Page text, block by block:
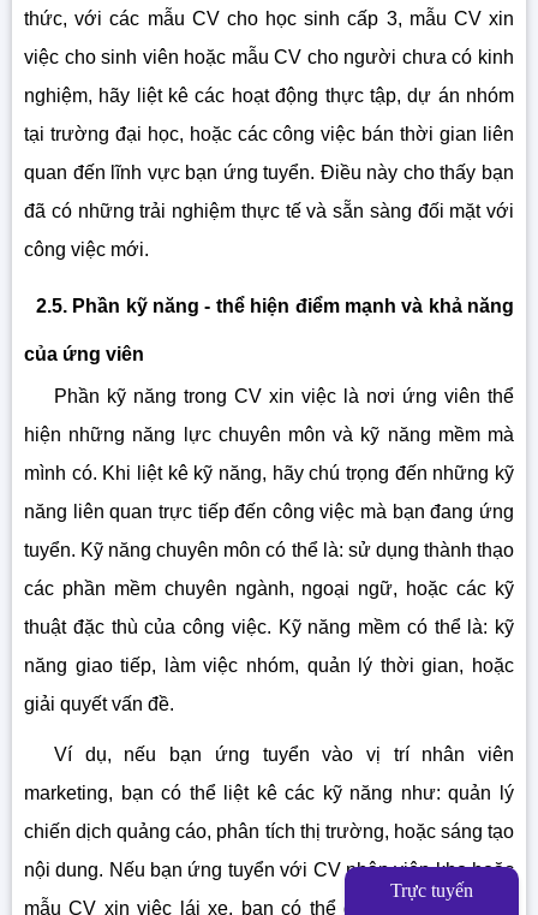
thức, với các mẫu CV cho học sinh cấp 3, mẫu CV xin
việc cho sinh viên hoặc mẫu CV cho người chưa có kinh
nghiệm, hãy liệt kê các hoạt động thực tập, dự án nhóm
tại trường đại học, hoặc các công việc bán thời gian liên
quan đến lĩnh vực bạn ứng tuyển. Điều này cho thấy bạn
đã có những trải nghiệm thực tế và sẵn sàng đối mặt với
công việc mới.
2.5. Phần kỹ năng - thể hiện điểm mạnh và khả năng
của ứng viên
Phần kỹ năng trong CV xin việc là nơi ứng viên thể
hiện những năng lực chuyên môn và kỹ năng mềm mà
mình có. Khi liệt kê kỹ năng, hãy chú trọng đến những kỹ
năng liên quan trực tiếp đến công việc mà bạn đang ứng
tuyển. Kỹ năng chuyên môn có thể là: sử dụng thành thạo
các phần mềm chuyên ngành, ngoại ngữ, hoặc các kỹ
thuật đặc thù của công việc. Kỹ năng mềm có thể là: kỹ
năng giao tiếp, làm việc nhóm, quản lý thời gian, hoặc
giải quyết vấn đề.
Ví dụ, nếu bạn ứng tuyển vào vị trí nhân viên
marketing, bạn có thể liệt kê các kỹ năng như: quản lý
chiến dịch quảng cáo, phân tích thị trường, hoặc sáng tạo
nội dung. Nếu bạn ứng tuyển với CV nhân viên kho hoặc
mẫu CV xin việc lái xe, bạn có thể đề cập đến sự cẩn
Trực tuyến